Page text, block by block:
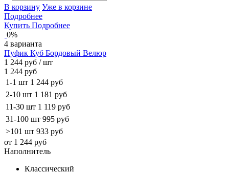
В корзину Уже в корзине
Подробнее
Купить Подробнее
0%
4 варианта
Пуфик Куб Бордовый Велюр
1 244 руб / шт
1 244 руб
1-1 шт 1 244 руб
2-10 шт 1 181 руб
11-30 шт 1 119 руб
31-100 шт 995 руб
>101 шт 933 руб
от 1 244 руб
Наполнитель
Классический